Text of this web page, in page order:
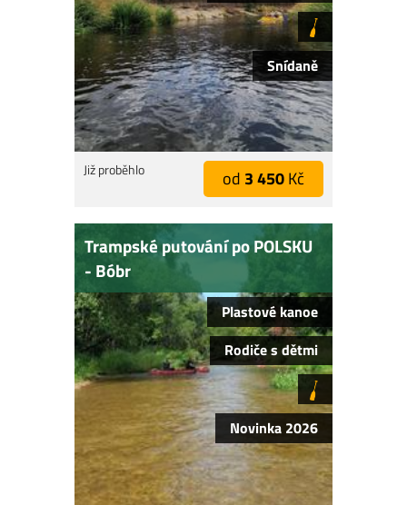
Snídaně
Již proběhlo od 3 450Kč
Trampské putování po POLSKU
- Bóbr
Plastové kanoe
Rodiče s dětmi
Novinka 2026